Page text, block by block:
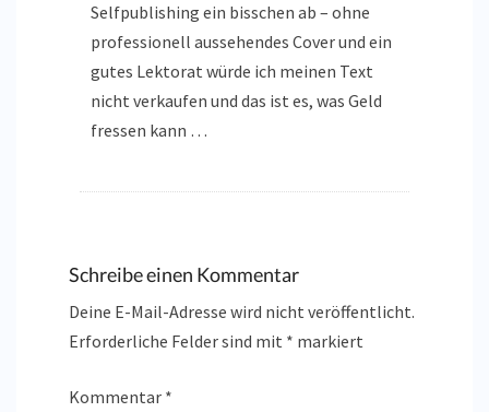
Selfpublishing ein bisschen ab – ohne
professionell aussehendes Cover und ein
gutes Lektorat würde ich meinen Text
nicht verkaufen und das ist es, was Geld
fressen kann …
Schreibe einen Kommentar
Deine E-Mail-Adresse wird nicht veröffentlicht.
Erforderliche Felder sind mit * markiert
Kommentar *